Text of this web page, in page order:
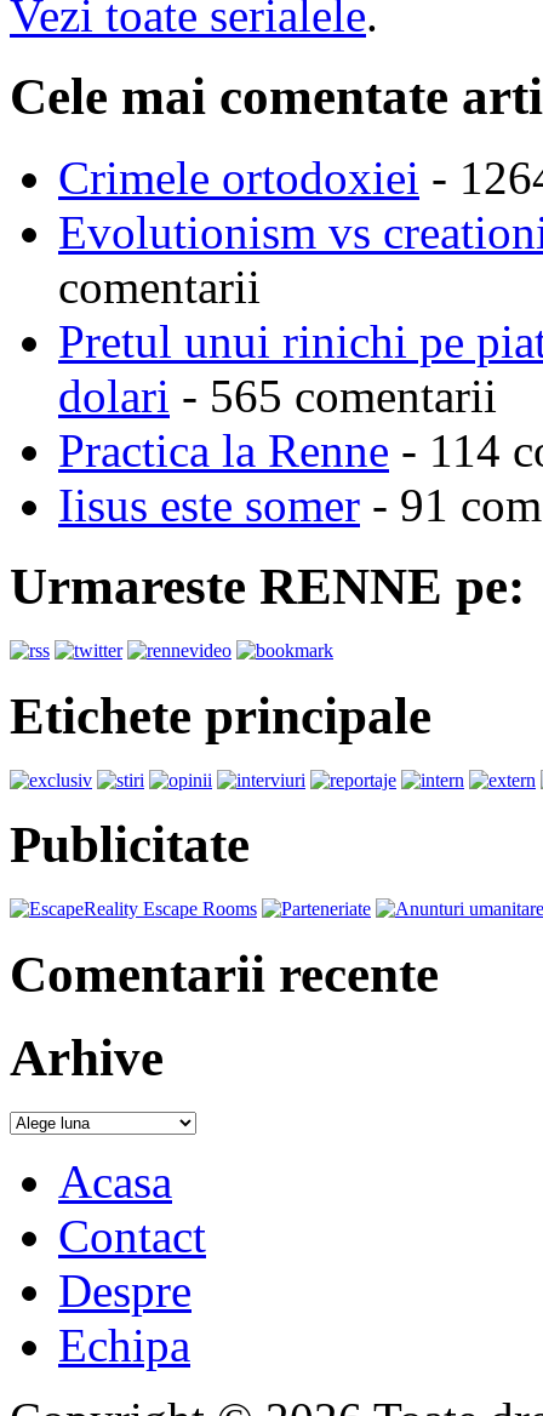
Vezi toate serialele.
Cele mai comentate
Crimele ortodoxiei -
Evolutionism vs
comentarii
Pretul unui rinichi pe
dolari - 565 comentarii
Practica la Renne - 114
Iisus este somer - 91
Urmareste RENNE pe:
Etichete principale
Publicitate
Comentarii recente
Arhive
Acasa
Contact
Despre
Echipa